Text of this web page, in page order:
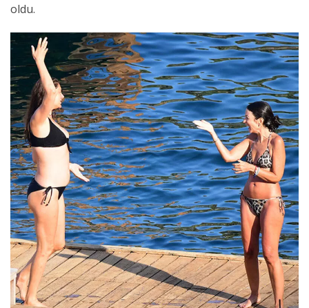
oldu.